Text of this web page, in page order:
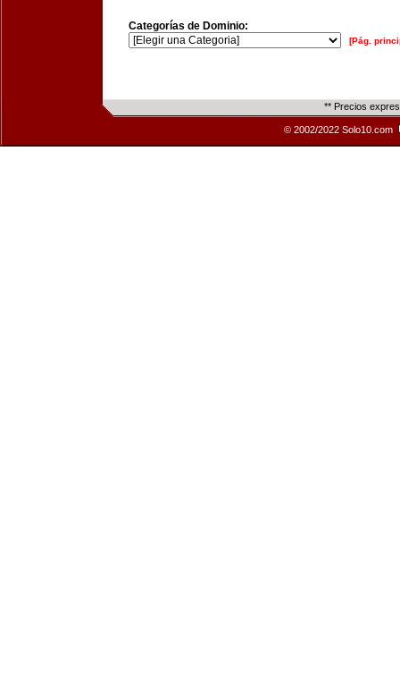
Categorías de Dominio:
[Pág.
** Precios
© 2002/2022 Solo10.com